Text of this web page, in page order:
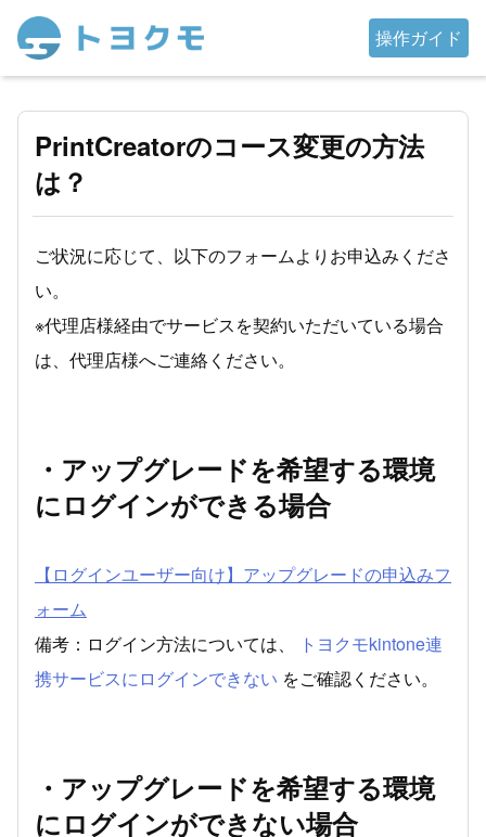
操作ガイド
PrintCreatorのコース変更の方法
は？
ご状況に応じて、以下のフォームよりお申込みくださ
い。
※代理店様経由でサービスを契約いただいている場合
は、代理店様へご連絡ください。
・アップグレードを希望する環境
にログインができる場合
【ログインユーザー向け】アップグレードの申込みフ
ォーム
備考：ログイン方法については、
トヨクモkintone連
携サービスにログインできない をご確認ください。
・アップグレードを希望する環境
にログインができない場合